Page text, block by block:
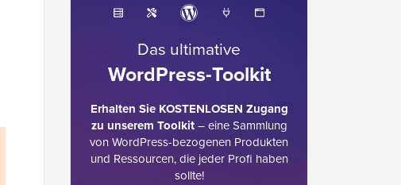
Das ultimative
WordPress-Toolkit
Erhalten Sie KOSTENLOSEN Zugang
zu unserem Toolkit– eine Sammlung
von WordPress-bezogenen Produkten
und Ressourcen, die jeder Profi haben
sollte!